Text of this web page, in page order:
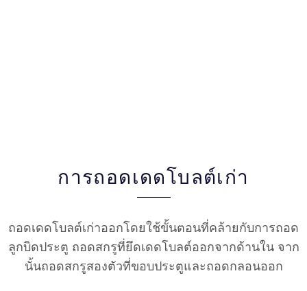
การถอดเดดโบลต์เก่า
ถอดเดดโบลต์เก่าออกโดยใช้ขั้นตอนที่คล้ายกับการถอด
ลูกบิดประตู ถอดสกรูที่ยึดเดดโบลต์ออกจากด้านใน จาก
นั้นถอดสกรูสองตัวที่ขอบประตูและถอดกลอนออก